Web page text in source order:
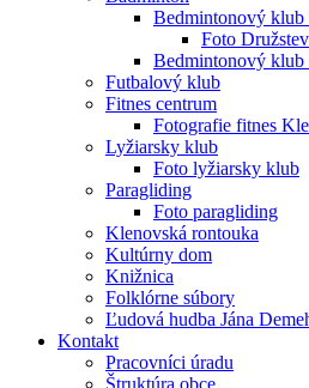
Bedmintonový
Foto
Bedmintonový
Futbalový klub
Fitnes centrum
Fotografie fitnes
Lyžiarsky klub
Foto lyžiarsky klub
Paragliding
Foto paragliding
Klenovská rontouka
Kultúrny dom
Knižnica
Folklórne súbory
Ľudová hudba Jána
Kontakt
Pracovníci úradu
Štruktúra obce